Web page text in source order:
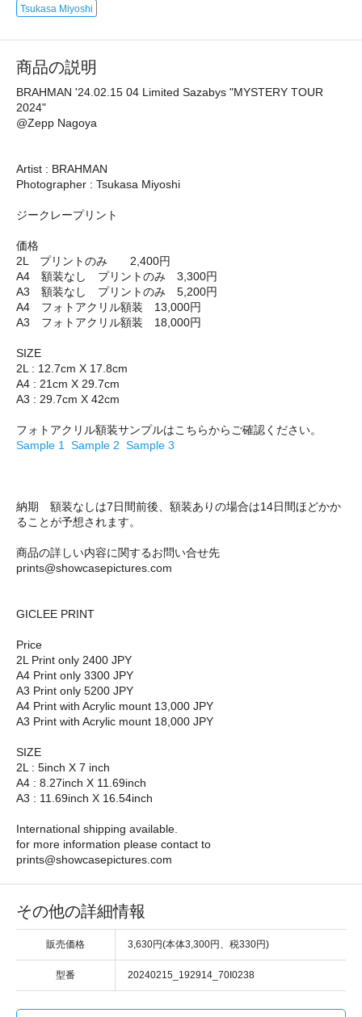
Tsukasa Miyoshi
商品の説明
BRAHMAN '24.02.15 04 Limited Sazabys "MYSTERY TOUR
2024"
@Zepp Nagoya
Artist : BRAHMAN
Photographer : Tsukasa Miyoshi
ジークレープリント
価格
2L プリントのみ 2,400円
A4 額装なし プリントのみ 3,300円
A3 額装なし プリントのみ 5,200円
A4 フォトアクリル額装 13,000円
A3 フォトアクリル額装 18,000円
SIZE
2L : 12.7cm X 17.8cm
A4 : 21cm X 29.7cm
A3 : 29.7cm X 42cm
フォトアクリル額装サンプルはこちらからご確認ください。
Sample 1
Sample 2 Sample 3
納期 額装なしは7日間前後、額装ありの場合は14日間ほどかか
ることが予想されます。
商品の詳しい内容に関するお問い合せ先
prints@showcasepictures.com
GICLEE PRINT
Price
2L Print only 2400 JPY
A4 Print only 3300 JPY
A3 Print only 5200 JPY
A4 Print with Acrylic mount 13,000 JPY
A3 Print with Acrylic mount 18,000 JPY
SIZE
2L : 5inch X 7 inch
A4 : 8.27inch X 11.69inch
A3 : 11.69inch X 16.54inch
International shipping available.
for more information please contact to
prints@showcasepictures.com
その他の詳細情報
販売価格 3,630円(本体3,300円、税330円)
型番 20240215_192914_70I0238